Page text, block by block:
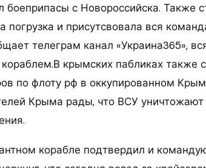
боеприпасы с Новороссийска. Также
погрузка и присутсвовала вся
телеграм канал «Украина365»,
крымских пабликах также
по флоту рф в оккупированном
Крыма рады, что ВСУ уничтожают
корабле подтвердил и